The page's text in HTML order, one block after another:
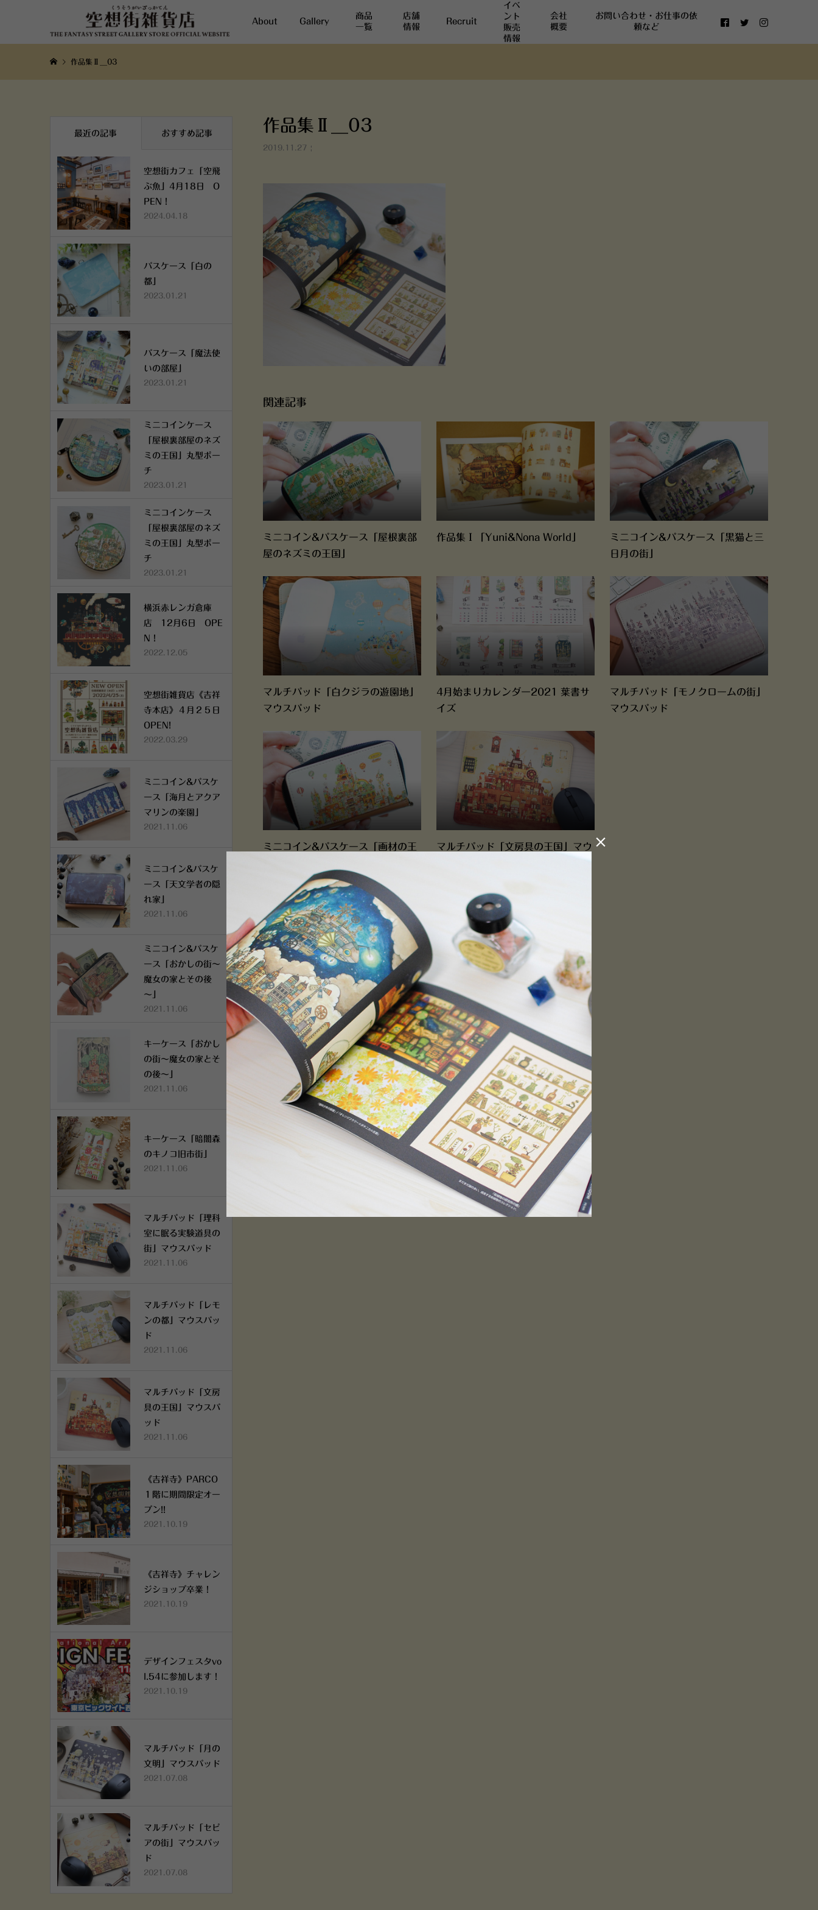
About Gallery
商品
一覧
店舗
情報
Recruit
イベ
ント
販売
情報
会社
概要
お問い合わせ・お仕事の依
頼など
作品集Ⅱ__03
作品集Ⅱ__03
2019.11.27
関連記事
ミニコイン&パスケース「屋根裏部
屋のネズミの王国」
作品集Ⅰ「Yuni&Nona World」
ミニコイン&パスケース「黒猫と三
日月の街」
マルチパッド「白クジラの遊園地」
マウスパッド
4月始まりカレンダー2021 葉書サ
イズ
マルチパッド「モノクロームの街」
マウスパッド
ミニコイン&パスケース「画材の王
マルチパッド「文房具の王国」マウ
最近の記事 おすすめ記事
空想街カフェ「空飛
ぶ魚」4月18日 O
PEN！
2024.04.18
パスケース「白の
都」
2023.01.21
パスケース「魔法使
いの部屋」
2023.01.21
ミニコインケース
「屋根裏部屋のネズ
ミの王国」丸型ポー
チ
2023.01.21
ミニコインケース
「屋根裏部屋のネズ
ミの王国」丸型ポー
チ
2023.01.21
横浜赤レンガ倉庫
店 12月6日 OPE
N！
2022.12.05
空想街雑貨店《吉祥
寺本店》４月２５日
OPEN!
2022.03.29
ミニコイン&パスケ
ース「海月とアクア
マリンの楽園」
2021.11.06
ミニコイン&パスケ
ース「天文学者の隠
れ家」
2021.11.06
ミニコイン&パスケ
ース「おかしの街～
魔女の家とその後
～」
2021.11.06
キーケース「おかし
の街～魔女の家とそ
の後～」
2021.11.06
キーケース「暗闇森
のキノコ旧市街」
2021.11.06
マルチパッド「理科
室に眠る実験道具の
街」マウスパッド
2021.11.06
マルチパッド「レモ
ンの都」マウスパッ
ド
2021.11.06
マルチパッド「文房
具の王国」マウスパ
ッド
2021.11.06
《吉祥寺》PARCO
１階に期間限定オー
プン!!
2021.10.19
《吉祥寺》チャレン
ジショップ卒業！
2021.10.19
デザインフェスタvo
l.54に参加します！
2021.10.19
マルチパッド「月の
文明」マウスパッド
2021.07.08
マルチパッド「セピ
アの街」マウスパッ
ド
2021.07.08
